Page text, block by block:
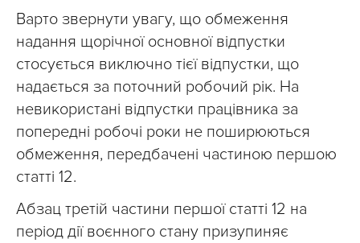
Варто звернути увагу, що обмеження
надання щорічної основної відпустки
стосується виключно тієї відпустки, що
надається за поточний робочий рік. На
невикористані відпустки працівника за
попередні робочі роки не поширюються
обмеження, передбачені частиною першою
статті 12.
Абзац третій частини першої статті 12 на
період дії воєнного стану призупиняє